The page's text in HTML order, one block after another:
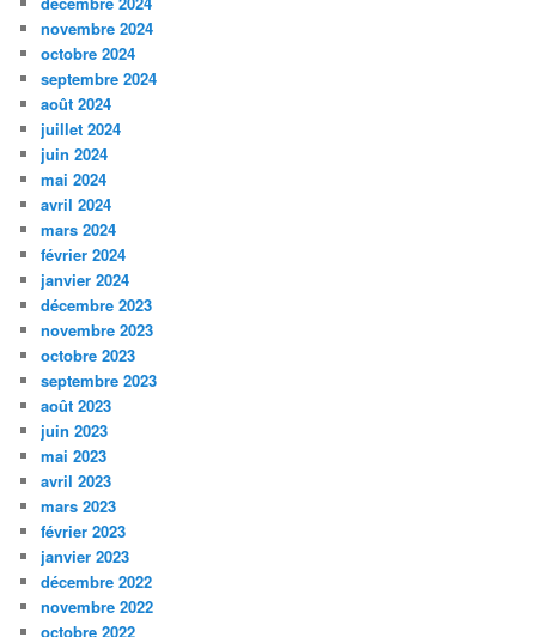
novembre 2024
octobre 2024
septembre 2024
août 2024
juillet 2024
juin 2024
mai 2024
avril 2024
mars 2024
février 2024
janvier 2024
décembre 2023
novembre 2023
octobre 2023
septembre 2023
août 2023
juin 2023
mai 2023
avril 2023
mars 2023
février 2023
janvier 2023
décembre 2022
novembre 2022
octobre 2022